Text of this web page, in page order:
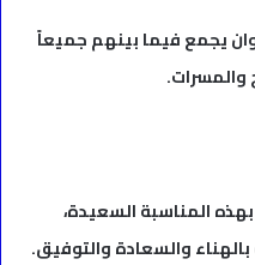
وان يجمع فيما بينهم جميعاً
والمسرات.
المناسبة السعيدة،
والسعادة والتوفيق.